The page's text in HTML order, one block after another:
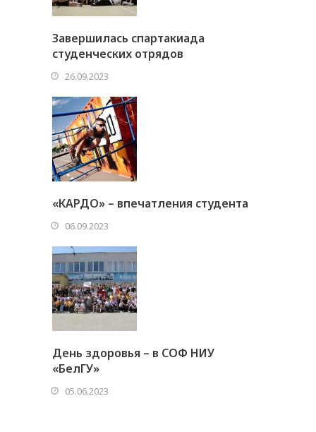
Завершилась спартакиада
студенческих отрядов
26.09.2023
«КАРДО» – впечатления студента
06.09.2023
День здоровья – в СОФ НИУ
«БелГУ»
05.06.2023